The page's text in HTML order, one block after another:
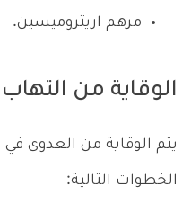
مرهم اريثروميسين.
الوقاية من
يتم الوقاية من العدوى
الخطوات التالية: